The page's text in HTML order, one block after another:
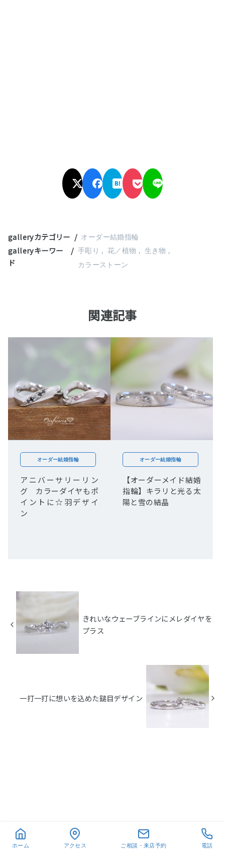
galleryカテゴリー オーダー結婚指輪
galleryキーワー
ド
手彫り 花／植物
生き物
カラーストーン
関連記事
オーダー結婚指輪
アニバーサリーリン
グ カラーダイヤもポ
イントに☆羽デザイ
ン
オーダー結婚指輪
【オーダーメイド結婚
指輪】キラリと光る太
陽と雪の結晶
きれいなウェーブラインにメレダイヤを
プラス
一打一打に想いを込めた鎚目デザイン
ホーム アクセス ご相談・来店予約 電話